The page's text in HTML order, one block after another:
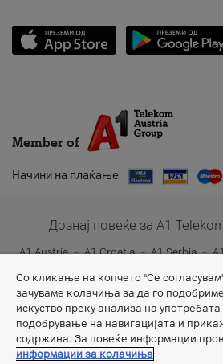
Member of
Начини на плаќање
Дознај повеќе за A1
A1 Austria A1 Croatia A1 Serbia
A1 Slovenia
A1
Со кликање на копчето "Се
зачуваме колачиња за да го
искуство преку анализа на
подобрување на навигацијата и
содржина. За повеќе информации
информации за колачиња